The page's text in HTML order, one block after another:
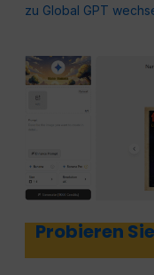
zu Global GPT
Probieren